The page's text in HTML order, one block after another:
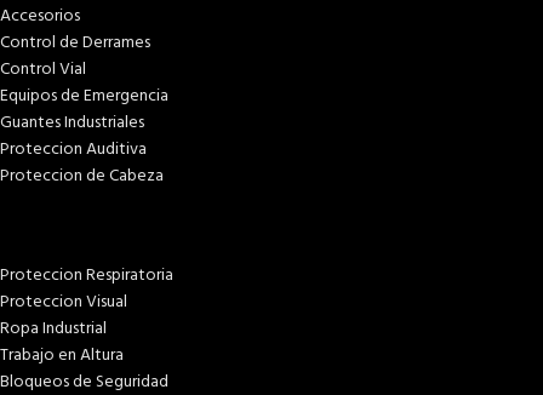
Accesorios
Control de Derrames
Control Vial
Equipos de Emergencia
Guantes Industriales
Proteccion Auditiva
Proteccion de Cabeza
Proteccion Respiratoria
Proteccion Visual
Ropa Industrial
Trabajo en Altura
Bloqueos de Seguridad